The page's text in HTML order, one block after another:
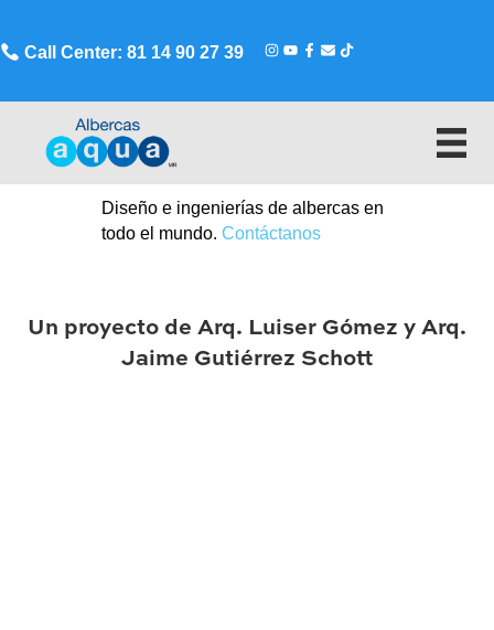
Call Center: 81 14 90 27 39
Diseño e ingenierías de albercas en
todo el mundo. Contáctanos
Un proyecto de Arq. Luiser Gómez y Arq.
Jaime Gutiérrez Schott